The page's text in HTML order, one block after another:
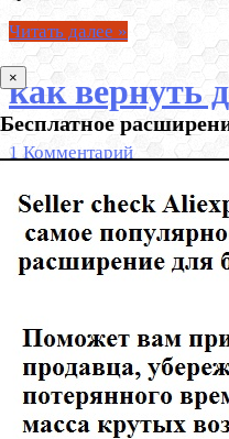
Читать далее »
как вернуть
1 Комментарий
Я, нечайно подтвердила
вернуть деньги за один
Читать далее »
Страница 1 из 3
»
×
Бесплатное